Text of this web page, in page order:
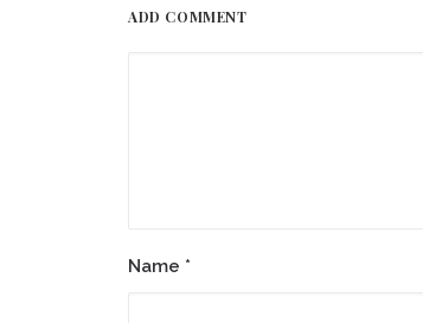
ADD COMMENT
Name *